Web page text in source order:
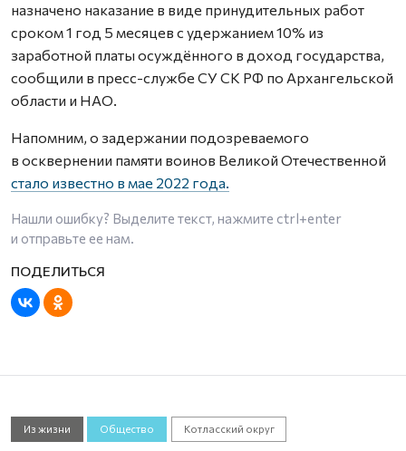
назначено наказание в виде принудительных работ
сроком 1 год 5 месяцев с удержанием 10% из
заработной платы осуждённого в доход государства,
сообщили в пресс-службе СУ СК РФ по Архангельской
области и НАО.
Напомним, о задержании подозреваемого
в осквернении памяти воинов Великой Отечественной
стало известно в мае 2022 года.
Нашли ошибку? Выделите текст, нажмите ctrl+enter
и отправьте ее нам.
Из жизни Общество Котласский округ